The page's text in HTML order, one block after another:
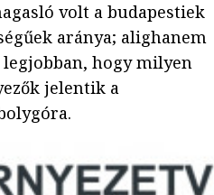
volt a budapestiek
aránya; alighanem
hogy milyen
jelentik a